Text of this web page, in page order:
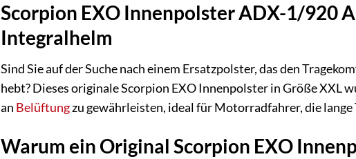
Scorpion EXO Innenpolster ADX-1/920
Integralhelm
Sind Sie auf der Suche nach einem Ersatzpolster, das den
hebt? Dieses originale Scorpion EXO Innenpolster in Größe XXL
an Belüftungzu gewährleisten, ideal für Motorradfahrer, die
Warum ein Original Scorpion EXO